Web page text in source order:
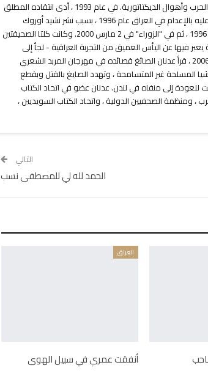
والجمال. يستخدم عدنان كلماته كسلاح لإدانة دمار الحرب وأهوال الديكتاتورية. في عام 1993 ، أدى انتقاده المطلق
للظلم والظلم إلى نفيه في الأردن ولبنان. بعد الحكم عليه بالإعدام في العراق عام 1996 ، بسبب نشر نشيد أوروك
(نُشرت قائمة الموت في صحيفة "بابل" في 13 أكتوبر 1996 ، ثم في "الزوراء" في 2 مارس 2000. وكانت كلتا الصحيفتين
فيها عن اليأس العميق من التجربة العراقية - لجأ إلى
السويد. منذ عام 2004 يعيش في لندن. في 16 أبريل 2006 ، قرأ عدنان الصائغ قصائده في مهرجان المربد الشعري
المسلحة غير المتسامحة ، وتهدد الصايغ بالقتل وبقطع
للعودة إلى منفاه في لندن. عدنان عضو في اتحاد الكتاب
، ومنظمة الصحفيين الدولية ، واتحاد الكتاب السويديين ،
التالي
الحمد لله لي للمصطفى نسب
العراق
أنفقت عمري في سبيل الهوى